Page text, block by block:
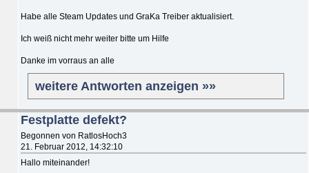
Habe alle Steam Updates und GraKa Treiber aktualisiert.
Ich weiß nicht mehr weiter bitte um Hilfe
Danke im vorraus an alle
weitere Antworten anzeigen »»
Festplatte defekt?
Begonnen von RatlosHoch3
21. Februar 2012, 14:32:10
Hallo miteinander!